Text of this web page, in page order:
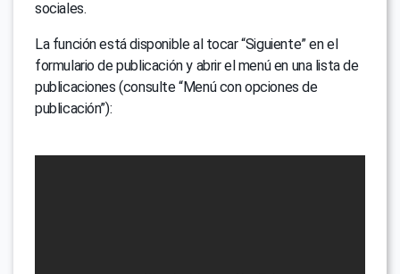
sociales.
La función está disponible al tocar “Siguiente” en el
formulario de publicación y abrir el menú en una lista de
publicaciones (consulte “Menú con opciones de
publicación”):